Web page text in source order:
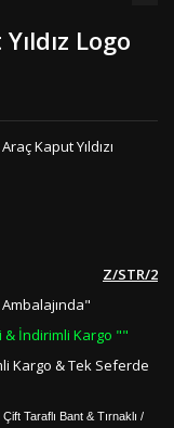
Logo
Kaput Yıldızı
Z/STR/2
& İndirimli Kargo ""
Kargo & Tek Seferde
Taraflı Bant & Tırnaklı /